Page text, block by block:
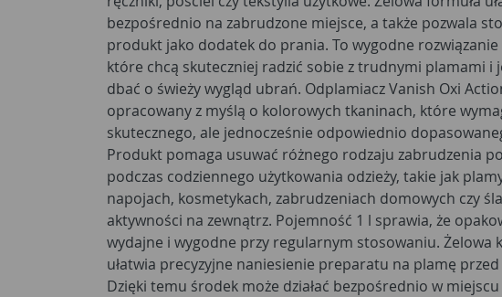
bezpośrednio na zabrudzone miejsce, a także pozwala
produkt jako dodatek do prania. To wygodne
które chcą skuteczniej radzić sobie z trudnymi plamami i
dbać o świeży wygląd ubrań. Odplamiacz Vanish Oxi Action Pink został
opracowany z myślą o kolorowych tkaninach, które
skutecznego, ale jednocześnie odpowiednio
Produkt pomaga usuwać różnego rodzaju zabrudzenia
podczas codziennego użytkowania odzieży, takie jak
napojach, kosmetykach, zabrudzeniach domowych czy
aktywności na zewnątrz. Pojemność 1 l sprawia, że
wydajne i wygodne przy regularnym stosowaniu. Żelowa konsystencja
ułatwia precyzyjne naniesienie preparatu na plamę
Dzięki temu środek może działać bezpośrednio w
użytkowaniu. Produkt przeznaczony jest do prania
dlatego dobrze sprawdzi się przy ubraniach noszonych
tekstyliach dziecięcych, odzieży roboczej, sportowej
materiałach wymagających dodatkowej pielęgnacji. Przed użyciem warto
zapoznać się z zaleceniami producenta oraz sprawdzić
metce tkaniny. Regularne stosowanie odplamiacza
utrzymać ubrania w lepszej kondycji wizualnej i ograniczyć
wielokrotnego prania tych samych rzeczy. Odplamiacz w
Pink 1 l Vanish to funkcjonalny wybór do codziennej pielęgnacji
domu. Produkt łączy wygodną formę aplikacji,
zastosowanie i skuteczne wsparcie w walce z plamami na kolorowych